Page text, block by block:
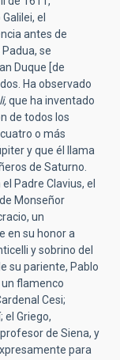
el
antes de
se
Duque [de
Ha observado
que ha inventado
de todos los
o más
y que él llama
de Saturno.
Padre Clavius, el
Monseñor
un
en su honor a
y sobrino del
su pariente, Pablo
flamenco
Cesi;
el Griego,
de Siena, y
para